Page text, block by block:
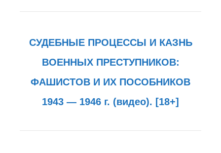
СУДЕБНЫЕ ПРОЦЕССЫ И КАЗНЬ
ВОЕННЫХ ПРЕСТУПНИКОВ:
ФАШИСТОВ И ИХ ПОСОБНИКОВ
1943 — 1946 г. (видео). [18+]